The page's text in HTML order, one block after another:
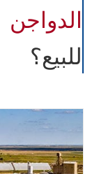
الدواجن
للبيع؟